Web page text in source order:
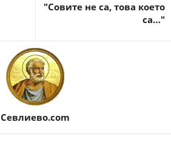
"Совите не са, това което
са…"
Севлиево.com